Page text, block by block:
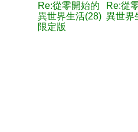
Re:從零開始的
異世界生活(28)
限定版
Re:從
異世界